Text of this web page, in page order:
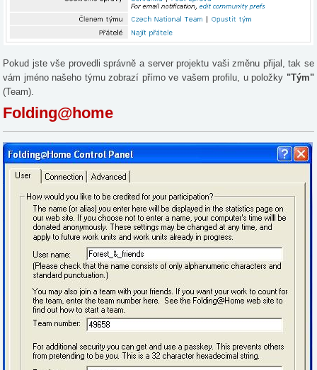
Pokud jste vše provedli správně a server projektu vaši změnu přijal, tak se
vám jméno našeho týmu zobrazí přímo ve vašem profilu, u položky "Tým"
(Team).
Folding@home